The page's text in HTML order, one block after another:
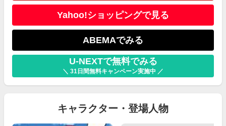
Yahoo!ショッピングで見る
ABEMAでみる
U-NEXTで無料でみる
＼ 31日間無料キャンペーン実施中 ／
キャラクター・登場人物